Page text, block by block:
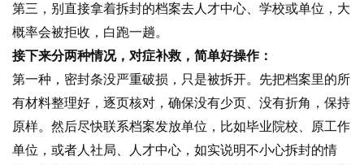
第三，别直接拿着拆封的档案去人才中心、学校或单位，大
概率会被拒收，白跑一趟。
接下来分两种情况，对症补救，简单好操作：
第一种，密封条没严重破损，只是被拆开。先把档案里的所
有材料整理好，逐页核对，确保没有少页、没有折角，保持
原样。然后尽快联系档案发放单位，比如毕业院校、原工作
单位，或者人社局、人才中心，如实说明不小心拆封的情